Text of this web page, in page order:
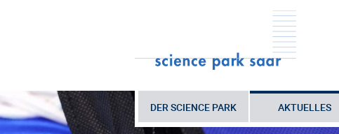
DER SCIENCE PARK AKTUELLES